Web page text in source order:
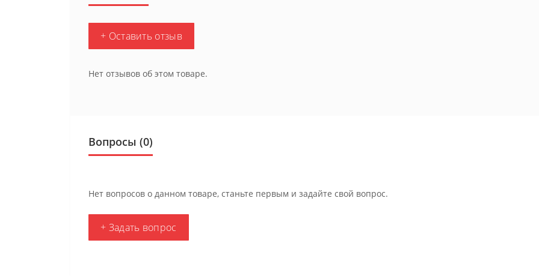
+ Оставить отзыв
Нет отзывов об этом товаре.
Вопросы (0)
Нет вопросов о данном товаре, станьте первым и задайте свой вопрос.
+ Задать вопрос